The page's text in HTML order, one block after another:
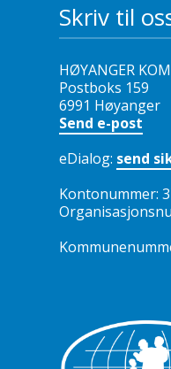
Skriv til
HØYANGER
Postboks 159
6991 Høyanger
Send e-post
eDialog: send
Kontonummer: